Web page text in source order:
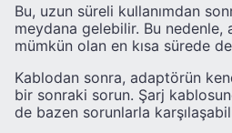
Bu, uzun süreli kullanımdan
meydana gelebilir. Bu nedenle,
mümkün olan en kısa sürede
Kablodan sonra, adaptörün
bir sonraki sorun. Şarj
de bazen sorunlarla